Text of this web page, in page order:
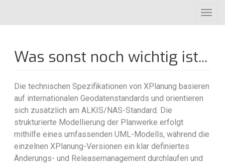
Inhalt
Was sonst noch wichtig ist...
Die technischen Spezifikationen von XPlanung basieren
auf internationalen Geodatenstandards und orientieren
sich zusätzlich am ALKIS/NAS-Standard. Die
strukturierte Modellierung der Planwerke erfolgt
mithilfe eines umfassenden UML-Modells, während die
einzelnen XPlanung-Versionen ein klar definiertes
Änderungs- und Releasemanagement durchlaufen und